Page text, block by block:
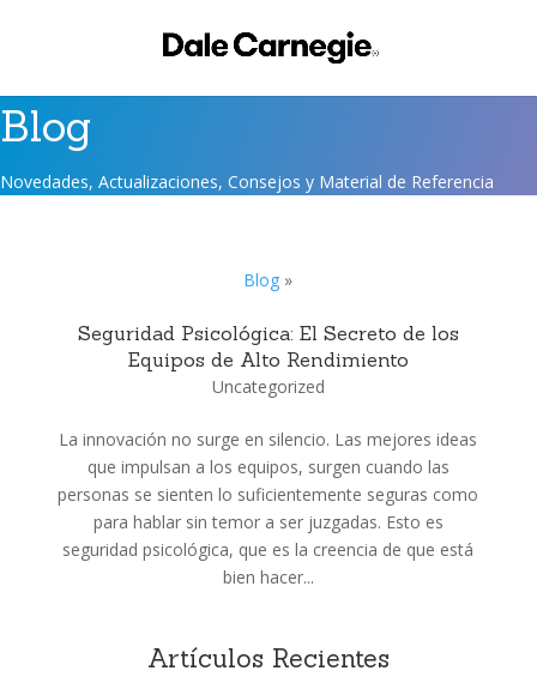
Blog
Novedades, Actualizaciones, Consejos y Material de Referencia
Blog »
Seguridad Psicológica: El Secreto de los
Equipos de Alto Rendimiento
Uncategorized
La innovación no surge en silencio. Las mejores ideas
que impulsan a los equipos, surgen cuando las
personas se sienten lo suficientemente seguras como
para hablar sin temor a ser juzgadas. Esto es
seguridad psicológica, que es la creencia de que está
bien hacer...
Artículos Recientes